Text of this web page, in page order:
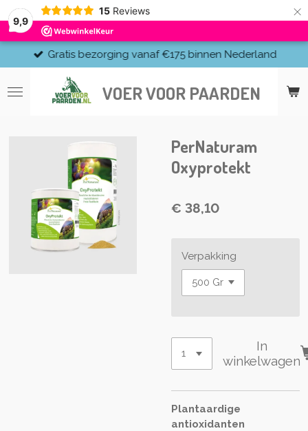
9,9
15 Reviews ×
VOER VOOR PAARDEN
Gratis bezorging vanaf €175 binnen Nederland
PerNaturam
Oxyprotekt
€ 38,10
Verpakking
In
winkelwagen
Plantaardige
antioxidanten